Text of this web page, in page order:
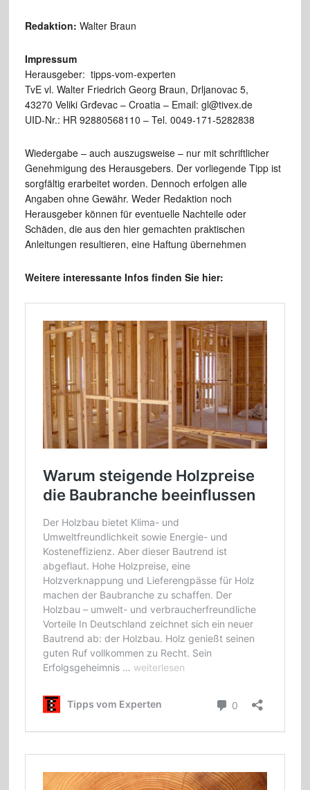
Redaktion: Walter Braun
Impressum
Herausgeber: tipps-vom-experten
TvE vl. Walter Friedrich Georg Braun, Drljanovac 5,
43270 Veliki Grđevac – Croatia – Email: gl@tivex.de
UID-Nr.: HR 92880568110 – Tel. 0049-171-5282838
Wiedergabe – auch auszugsweise – nur mit schriftlicher
Genehmigung des Herausgebers. Der vorliegende Tipp ist
sorgfältig erarbeitet worden. Dennoch erfolgen alle
Angaben ohne Gewähr. Weder Redaktion noch
Herausgeber können für eventuelle Nachteile oder
Schäden, die aus den hier gemachten praktischen
Anleitungen resultieren, eine Haftung übernehmen
Weitere interessante Infos finden Sie hier: